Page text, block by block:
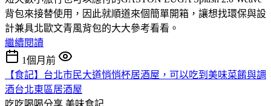
背包來接替使用，因此就順道來個簡單開箱，讓想找環保與設
計兼具北歐文青風背包的大大參考看看。
繼續閱讀
1個月前
【食記】台北市民大道悄悄杯居酒屋，可以吃到美味菜餚與調
酒台北東區居酒屋
吃吃喝喝分享 美味食記